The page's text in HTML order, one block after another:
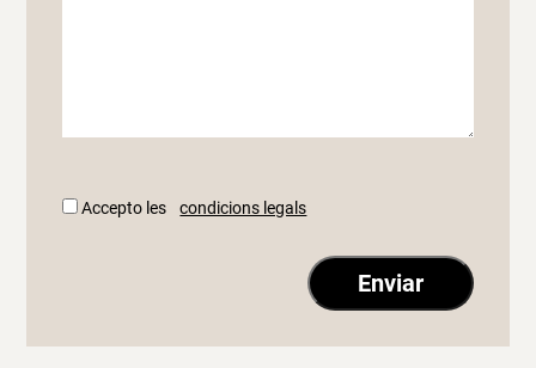
Accepto les condicions legals